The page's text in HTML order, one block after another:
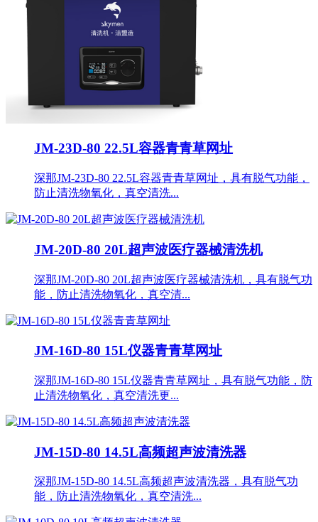
JM-23D-80 22.5L容器青青草网址
深那JM-23D-80 22.5L容器青青草网址，具有脱气功能，
防止清洗物氧化，真空清洗...
JM-20D-80 20L超声波医疗器械清洗机
深那JM-20D-80 20L超声波医疗器械清洗机，具有脱气功
能，防止清洗物氧化，真空清...
JM-16D-80 15L仪器青青草网址
深那JM-16D-80 15L仪器青青草网址，具有脱气功能，防
止清洗物氧化，真空清洗更...
JM-15D-80 14.5L高频超声波清洗器
深那JM-15D-80 14.5L高频超声波清洗器，具有脱气功
能，防止清洗物氧化，真空清洗...